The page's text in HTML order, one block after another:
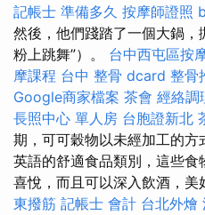
記帳士 準備多久 按摩師證照
然後，他們踐踏了一個大鍋，
粉上跳舞”）。 台中西屯區按
摩課程 台中 整骨 dcard 整骨
Google商家檔案 茶會 經絡調
長照中心 單人房 台胞證新北
期，可可穀物以未經加工的
英語的舒適食品類別，這些
喜悅，而且可以深入飲酒，美
東撥筋 記帳士 會計 台北外燴